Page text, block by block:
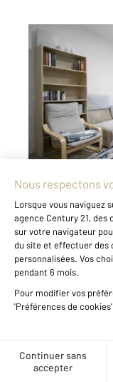
VICHY 03
55,64 m2 , 2
Ref : 1619
135
A la
vous avec
Immobilier
type 2 avec
Idéalement